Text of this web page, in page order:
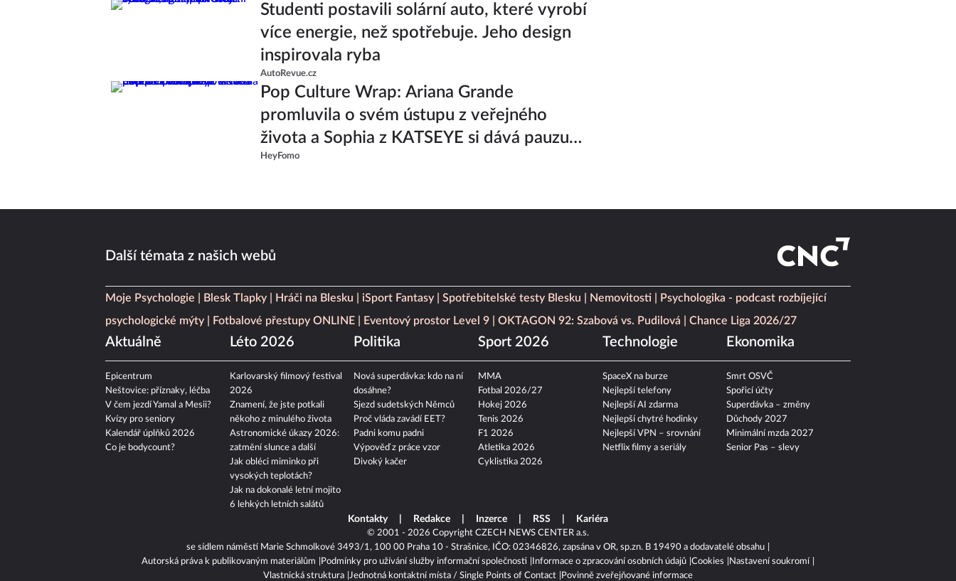
Studenti postavili solární auto, které vyrobí
více energie, než spotřebuje. Jeho design
inspirovala ryba
AutoRevue.cz
Pop Culture Wrap: Ariana Grande
promluvila o svém ústupu z veřejného
života a Sophia z KATSEYE si dává pauzu
od skupiny
HeyFomo
Další témata z našich webů
Moje Psychologie Blesk Tlapky Hráči na Blesku iSport Fantasy Spotřebitelské testy Blesku Nemovitosti
Psychologika - podcast rozbíjející
psychologické mýty
Fotbalové přestupy ONLINE Eventový prostor Level 9 OKTAGON 92: Szabová vs. Pudilová Chance Liga 2026/27
Aktuálně
Epicentrum
Neštovice: příznaky, léčba
V čem jezdí Yamal a Mesii?
Kvízy pro seniory
Kalendář úplňků 2026
Co je bodycount?
Léto 2026
Karlovarský filmový festival
2026
Znamení, že jste potkali
někoho z minulého života
Astronomické úkazy 2026:
zatmění slunce a další
Jak obléci miminko při
vysokých teplotách?
Jak na dokonalé letní mojito
6 lehkých letních salátů
Politika
Nová superdávka: kdo na ní
dosáhne?
Sjezd sudetských Němců
Proč vláda zavádí EET?
Padni komu padni
Výpověď z práce vzor
Divoký kačer
Sport 2026
MMA
Fotbal 2026/27
Hokej 2026
Tenis 2026
F1 2026
Atletika 2026
Cyklistika 2026
Technologie
SpaceX na burze
Nejlepší telefony
Nejlepší AI zdarma
Nejlepší chytré hodinky
Nejlepší VPN – srovnání
Netflix filmy a seriály
Ekonomika
Smrt OSVČ
Spořicí účty
Superdávka – změny
Důchody 2027
Minimální mzda 2027
Senior Pas – slevy
Kontakty Redakce Inzerce RSS Kariéra
© 2001 - 2026 Copyright CZECH NEWS CENTER a.s.
se sídlem náměstí Marie Schmolkové 3493/1, 100 00 Praha 10 - Strašnice, IČO: 02346826, zapsána v OR, sp.zn. B 19490 a dodavatelé obsahu
Autorská práva k publikovaným materiálům
Podmínky pro užívání služby informační společnosti Informace o zpracování osobních údajů Cookies
Nastavení soukromí
Vlastnická struktura Jednotná kontaktní místa / Single Points of Contact Povinně zveřejňované informace